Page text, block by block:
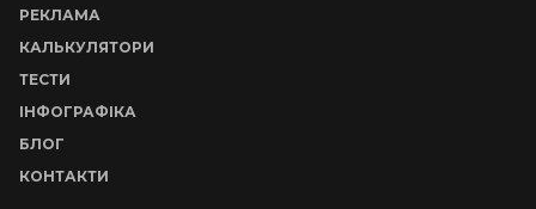
РЕКЛАМА
КАЛЬКУЛЯТОРИ
ТЕСТИ
ІНФОГРАФІКА
БЛОГ
КОНТАКТИ